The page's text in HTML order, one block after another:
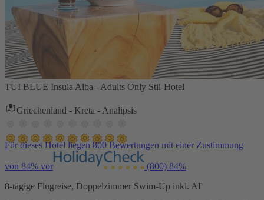
TUI BLUE Insula Alba - Adults Only Stil-Hotel
Griechenland - Kreta - Analipsis
Für dieses Hotel liegen 800 Bewertungen mit einer Zustimmung
von 84% vor (800) 84%
8-tägige Flugreise, Doppelzimmer Swim-Up inkl. AI